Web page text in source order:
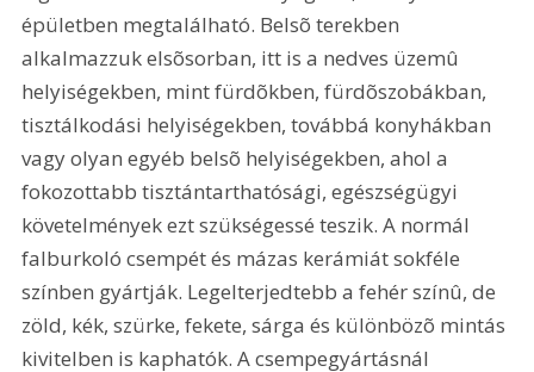
épületben megtalálható. Belsõ terekben
alkalmazzuk elsõsorban, itt is a nedves üzemû
helyiségekben, mint fürdõkben, fürdõszobákban,
tisztálkodási helyiségekben, továbbá konyhákban
vagy olyan egyéb belsõ helyiségekben, ahol a
fokozottabb tisztántarthatósági, egészségügyi
követelmények ezt szükségessé teszik. A normál
falburkoló csempét és mázas kerámiát sokféle
színben gyártják. Legelterjedtebb a fehér színû, de
zöld, kék, szürke, fekete, sárga és különbözõ mintás
kivitelben is kaphatók. A csempegyártásnál